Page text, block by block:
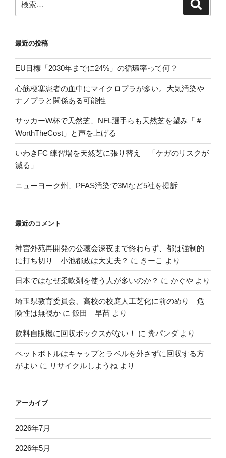
索:
最近の投稿
EU目標「2030年までに24%」の循環率って何？
心筋梗塞患者の血中にマイクロプラが多い。大気汚染や
ナノプラと関係ある可能性
サッカーW杯で天然芝、NFL選手らも天然芝を望み「＃
WorthTheCost」と声を上げる
いわきFC 練習場を天然芝に張り替え 「ケガのリスクが
減る」
ニューヨーク州、PFAS汚染で3Mなど5社を提訴
最近のコメント
神宮外苑再開発の公聴会深夜まで終わらず、都は強制的
に打ち切り 小池都政は大丈夫？ に きーこ より
日本ではなぜ柔軟剤を使う人が多いのか？ に かぐや より
埼玉県教育委員会、高校の校庭人工芝化に前のめり 危
険性は無視か に 飯田 早苗 より
飲料自販機に回収ボックスがない！ に 糞パンダ より
ペットボトルはキャップとラベルを外さずに回収する方
がよい に リサイクルしようね より
アーカイブ
2026年7月
2026年5月